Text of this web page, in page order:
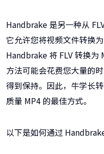
Handbrake 是另一种从
它允许您将视频文件转换
Handbrake 将 FLV 转换为
方法可能会花费您大量的
得到保持。因此，牛学长
质量 MP4 的最佳方式。
以下是如何通过